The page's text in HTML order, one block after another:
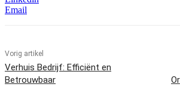
Email
Vorig artikel
Verhuis Bedrijf: Efficiënt en
Betrouwbaar